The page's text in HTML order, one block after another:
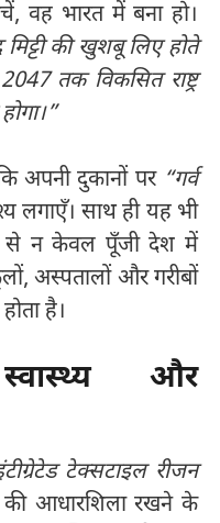
वह भारत में बना हो।
मिट्टी की खुशबू लिए होते
तक विकसित राष्ट्र
अपनी दुकानों पर “गर्व
लगाएँ। साथ ही यह भी
से न केवल पूँजी देश में
अस्पतालों और गरीबों
है।
और
इंटीग्रेटेड टेक्सटाइल रीजन
आधारशिला रखने के